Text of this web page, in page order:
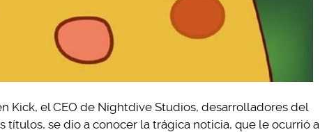
Kick, el CEO de Nightdive Studios, desarrolladores del
títulos, se dio a conocer la trágica noticia, que le ocurrió a